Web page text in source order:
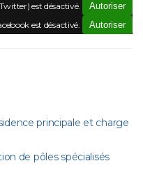
est désactivé.
Autoriser
est désactivé.
Autoriser
principale et charge
de pôles spécialisés